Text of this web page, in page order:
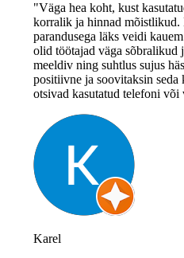
"Väga hea koht, kust
korralik ja hinnad
parandusega läks veidi
olid töötajad väga sõbralikud
meeldiv ning suhtlus sujus
positiivne ja soovitaksin seda
otsivad kasutatud telefoni või
Karel